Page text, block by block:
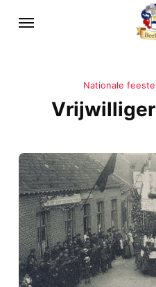
Nationale